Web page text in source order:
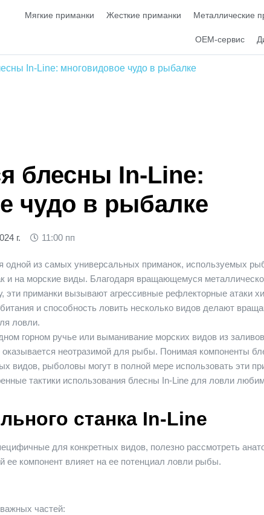
Мягкие приманки Жесткие приманки Металлические
OEM-сервис
In-Line: многовидовое чудо в рыбалке
блесны In-Line:
чудо в рыбалке
г. 11:00 пп
из самых универсальных приманок, используемых
и на морские виды. Благодаря вращающемуся
эти приманки вызывают агрессивные рефлекторные атаки
и способность ловить несколько видов делают
ловли.
горном ручье или выманивание морских видов из
неотразимой для рыбы. Понимая компоненты
видов, рыболовы могут в полной мере использовать эти
тактики использования блесны In-Line для ловли
станка In-Line
для конкретных видов, полезно рассмотреть
компонент влияет на ее потенциал ловли рыбы.
частей: